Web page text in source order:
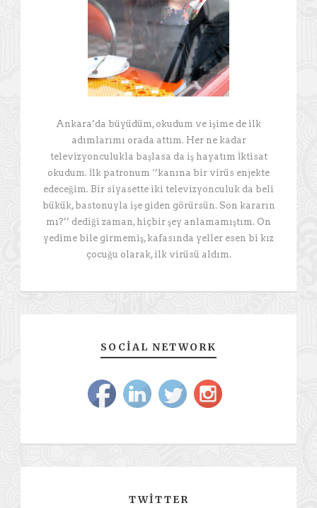
Ankara’da büyüdüm, okudum ve işime de ilk
adımlarımı orada attım. Her ne kadar
televizyonculukla başlasa da iş hayatım İktisat
okudum. İlk patronum ‘’kanına bir virüs enjekte
edeceğim. Bir siyasette iki televizyonculuk da beli
bükük, bastonuyla işe giden görürsün. Son kararın
mı?’’ dediği zaman, hiçbir şey anlamamıştım. On
yedime bile girmemiş, kafasında yeller esen bi kız
çocuğu olarak, ilk virüsü aldım.
SOCIAL NETWORK
TWITTER